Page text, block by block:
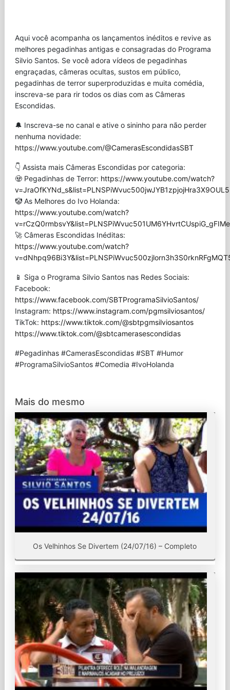
Aqui você acompanha os lançamentos inéditos e revive as
melhores pegadinhas antigas e consagradas do Programa
Silvio Santos. Se você adora vídeos de pegadinhas
engraçadas, câmeras ocultas, sustos em público,
pegadinhas de terror superproduzidas e muita comédia,
inscreva-se para rir todos os dias com as Câmeras
Escondidas.
🔔 Inscreva-se no canal e ative o sininho para não perder
nenhuma novidade:
https://www.youtube.com/@CamerasEscondidasSBT
👇 Assista mais Câmeras Escondidas por categoria:
🧟 Pegadinhas de Terror: https://www.youtube.com/watch?
v=JraOfKYNd_s&list=PLNSPiWvuc500jwJYB1zpjojHra3X9OUL5
🤡 As Melhores do Ivo Holanda:
https://www.youtube.com/watch?
🚀 Câmeras Escondidas Inéditas:
https://www.youtube.com/watch?
📱 Siga o Programa Silvio Santos nas Redes Sociais:
Facebook:
https://www.facebook.com/SBTProgramaSilvioSantos/
Instagram: https://www.instagram.com/pgmsilviosantos/
TikTok: https://www.tiktok.com/@sbtpgmsilviosantos
https://www.tiktok.com/@sbtcamerasescondidas
#Pegadinhas #CamerasEscondidas #SBT #Humor
#ProgramaSilvioSantos #Comedia #IvoHolanda
Mais do mesmo
Os Velhinhos Se Divertem (24/07/16) – Completo